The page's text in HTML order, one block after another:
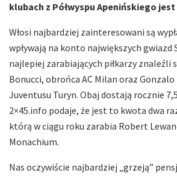
klubach z Półwyspu Apenińskiego
Włosi najbardziej zainteresowani są
wpływają na konto największych gwiazd
najlepiej zarabiających piłkarzy znaleźli
Bonucci, obrońca AC Milan oraz
Juventusu Turyn. Obaj dostają rocznie
2×45.info podaje, że jest to kwota dwa
którą w ciągu roku zarabia Robert
Monachium.
Nas oczywiście najbardziej „grzeją”